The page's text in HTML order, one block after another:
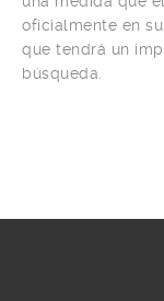
oficialmente en
que tendrá un
búsqueda.